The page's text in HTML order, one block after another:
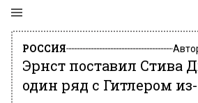
РОССИЯ
Эрнст поставил Стива
один ряд с Гитлером